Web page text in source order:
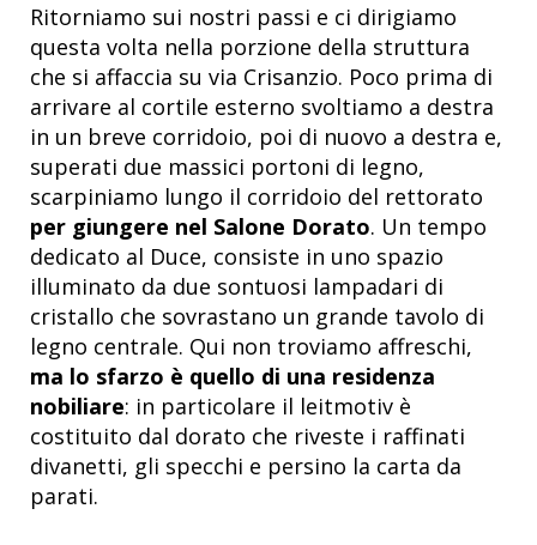
Ritorniamo sui nostri passi e ci dirigiamo
questa volta nella porzione della struttura
che si affaccia su via Crisanzio. Poco prima di
arrivare al cortile esterno svoltiamo a destra
in un breve corridoio, poi di nuovo a destra e,
superati due massici portoni di legno,
scarpiniamo lungo il corridoio del rettorato
per giungere nel Salone Dorato. Un tempo
dedicato al Duce, consiste in uno spazio
illuminato da due sontuosi lampadari di
cristallo che sovrastano un grande tavolo di
legno centrale. Qui non troviamo affreschi,
ma lo sfarzo è quello di una residenza
nobiliare: in particolare il leitmotiv è
costituito dal dorato che riveste i raffinati
divanetti, gli specchi e persino la carta da
parati.